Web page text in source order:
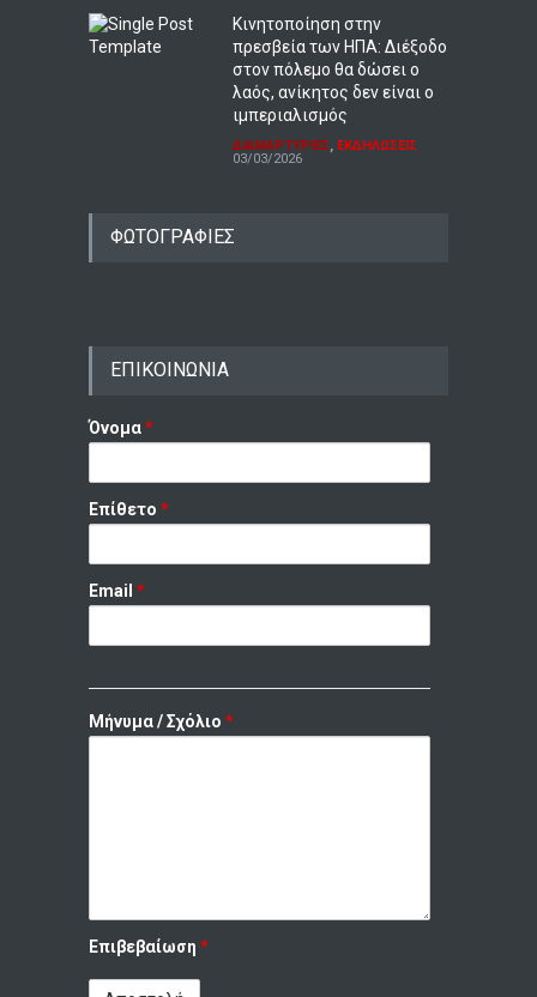
Κινητοποίηση στην
πρεσβεία των ΗΠΑ: Διέξοδο
στον πόλεμο θα δώσει ο
λαός, ανίκητος δεν είναι ο
ιμπεριαλισμός
ΔΙΑΜΑΡΤΥΡΙΕΣ, ΕΚΔΗΛΩΣΕΙΣ
03/03/2026
ΦΩΤΟΓΡΑΦΙΕΣ
ΕΠΙΚΟΙΝΩΝΙΑ
Όνομα*
Επίθετο *
Email *
Μήνυμα / Σχόλιο *
Επιβεβαίωση *